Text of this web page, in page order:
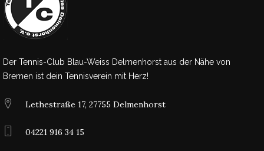
Der Tennis-Club Blau-Weiss Delmenhorst aus der Nähe von
Bremen ist dein Tennisverein mit Herz!
Lethestraße 17, 27755 Delmenhorst
04221 916 34 15